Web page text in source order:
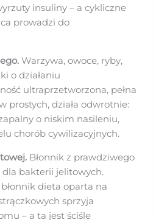
insuliny – a cykliczne
prowadzi do
Warzywa, owoce, ryby,
o działaniu
ultraprzetworzona, pełna
prostych, działa odwrotnie:
o niskim nasileniu,
chorób cywilizacyjnych.
Błonnik z prawdziwego
bakterii jelitowych.
dieta oparta na
sprzyja
– a ta jest ściśle